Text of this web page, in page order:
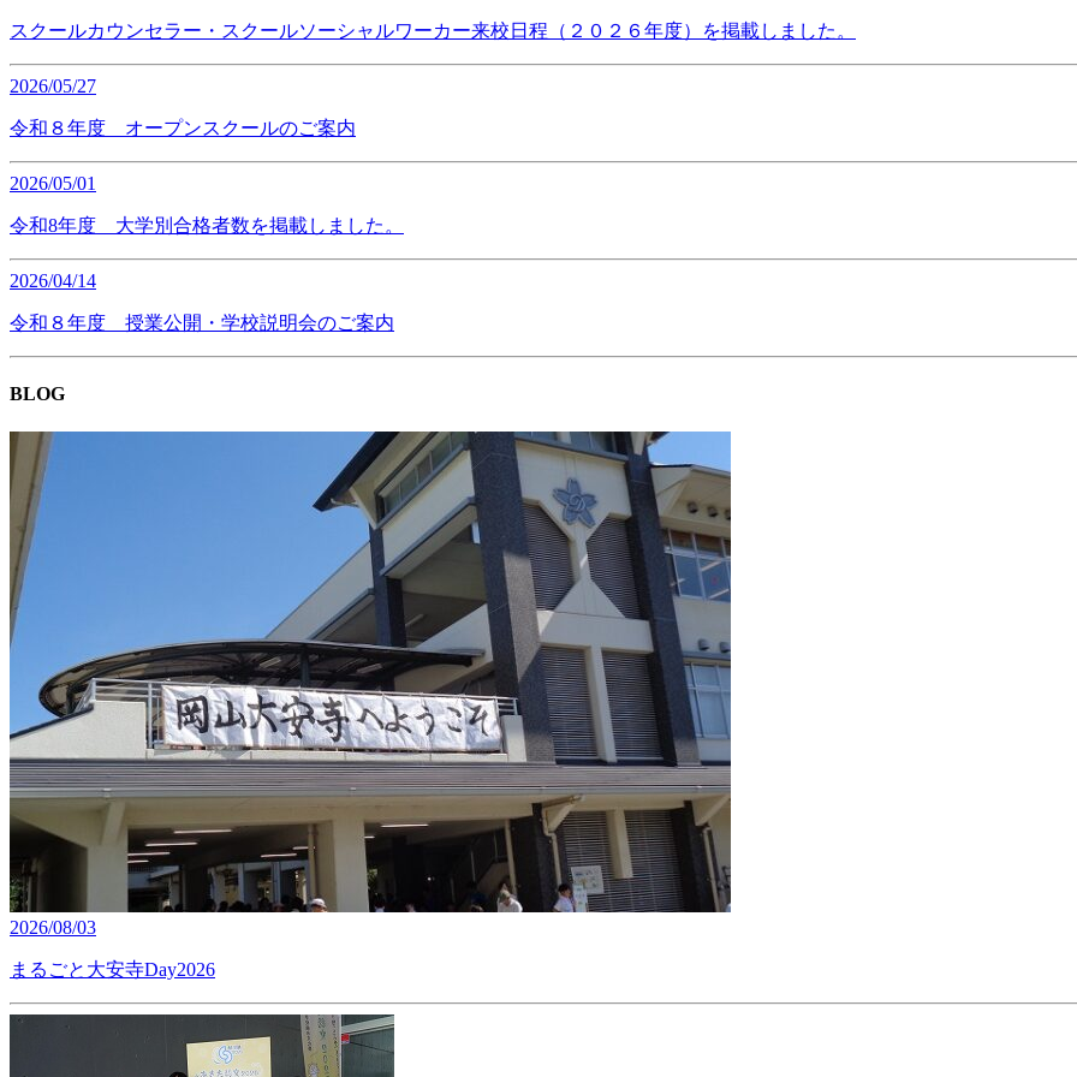
スクールカウンセラー・スクールソーシャルワーカー来校日程（２０２６年度）を掲載しました。
2026/05/27
令和８年度 オープンスクールのご案内
2026/05/01
令和8年度 大学別合格者数を掲載しました。
2026/04/14
令和８年度 授業公開・学校説明会のご案内
BLOG
2026/08/03
まるごと大安寺Day2026